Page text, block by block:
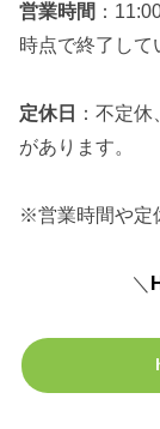
営業時間 ：
時点で終了して
定休日
：不定
があります。
※営業時間や定
＼